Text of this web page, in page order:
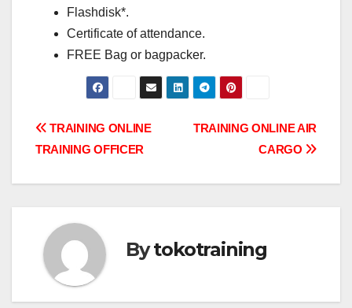
Flashdisk*.
Certificate of attendance.
FREE Bag or bagpacker.
Post
TRAINING ONLINE AIR
CARGO
TRAINING ONLINE
TRAINING OFFICER
Bytokotraining